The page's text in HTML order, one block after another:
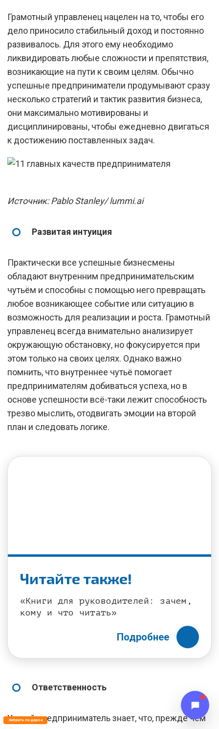
Грамотный управленец нацелен на то, чтобы его
дело приносило стабильный доход и постоянно
развивалось. Для этого ему необходимо
ликвидировать любые сложности и препятствия,
возникающие на пути к своим целям. Обычно
успешные предприниматели продумывают сразу
несколько стратегий и тактик развития бизнеса,
они максимально мотивированы и
дисциплинированы, чтобы ежедневно двигаться
к достижению поставленных задач.
Источник: Pablo Stanley/ lummi.ai
Развитая интуиция
Практически все успешные бизнесмены
обладают внутренним предпринимательским
чутьём и способны с помощью него превращать
любое возникающее событие или ситуацию в
возможность для реализации и роста. Грамотный
управленец всегда внимательно анализирует
окружающую обстановку, но фокусируется при
этом только на своих целях. Однако важно
помнить, что внутреннее чутьё помогает
предпринимателям добиваться успеха, но в
основе успешности всё-таки лежит способность
трезво мыслить, отодвигать эмоции на второй
план и следовать логике.
Читайте также!
«Книги для руководителей: зачем,
кому и что читать»
Подробнее
Ответственность
Умный предприниматель знает, что, прежде чем
Забрать подарок